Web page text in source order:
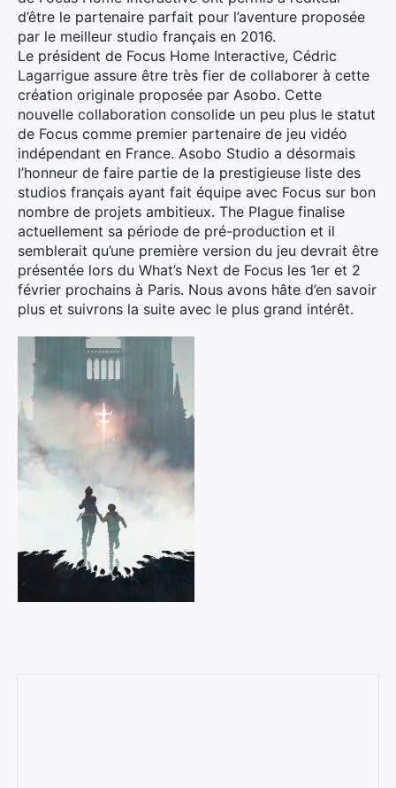
d’être le partenaire parfait pour l’aventure proposée
par le meilleur studio français en 2016.
Le président de Focus Home Interactive, Cédric
Lagarrigue assure être très fier de collaborer à cette
création originale proposée par Asobo. Cette
nouvelle collaboration consolide un peu plus le statut
de Focus comme premier partenaire de jeu vidéo
indépendant en France. Asobo Studio a désormais
l’honneur de faire partie de la prestigieuse liste des
studios français ayant fait équipe avec Focus sur bon
nombre de projets ambitieux. The Plague finalise
actuellement sa période de pré-production et il
semblerait qu’une première version du jeu devrait être
présentée lors du What’s Next de Focus les 1er et 2
février prochains à Paris. Nous avons hâte d’en savoir
plus et suivrons la suite avec le plus grand intérêt.
×
Rechercher
: